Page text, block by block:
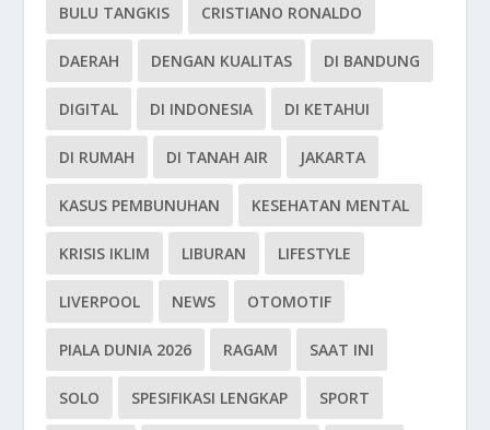
BULU TANGKIS CRISTIANO RONALDO
DAERAH DENGAN KUALITAS DI BANDUNG
DIGITAL DI INDONESIA DI KETAHUI
DI RUMAH DI TANAH AIR JAKARTA
KASUS PEMBUNUHAN KESEHATAN MENTAL
KRISIS IKLIM LIBURAN LIFESTYLE
LIVERPOOL NEWS OTOMOTIF
PIALA DUNIA 2026 RAGAM SAAT INI
SOLO SPESIFIKASI LENGKAP SPORT